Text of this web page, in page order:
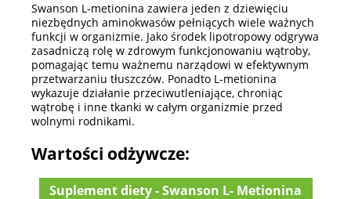
Swanson L-metionina zawiera jeden z dziewięciu
niezbędnych aminokwasów pełniących wiele ważnych
funkcji w organizmie. Jako środek lipotropowy odgrywa
zasadniczą rolę w zdrowym funkcjonowaniu wątroby,
pomagając temu ważnemu narządowi w efektywnym
przetwarzaniu tłuszczów. Ponadto L-metionina
wykazuje działanie przeciwutleniające, chroniąc
wątrobę i inne tkanki w całym organizmie przed
wolnymi rodnikami.
Wartości odżywcze:
Suplement diety - Swanson L- Metionina